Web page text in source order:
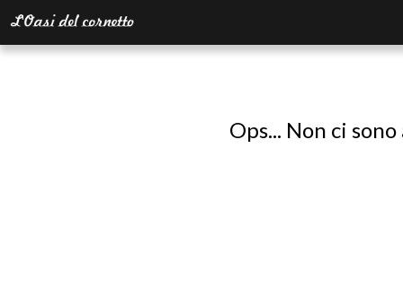
Ops... Non ci